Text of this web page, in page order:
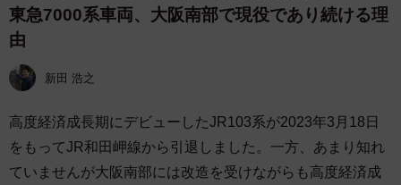
東急7000系車両、大阪南部で現役であり続ける理
由
新田 浩之
高度経済成長期にデビューしたJR103系が2023年3月18日
をもってJR和田岬線から引退しました。一方、あまり知れ
ていませんが大阪南部には改造を受けながらも高度経済成